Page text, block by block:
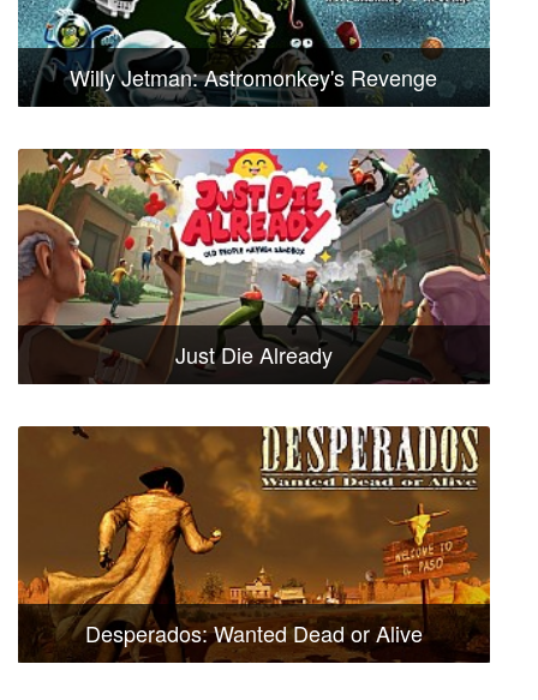
Willy Jetman: Astromonkey's Revenge
Just Die Already
Desperados: Wanted Dead or Alive